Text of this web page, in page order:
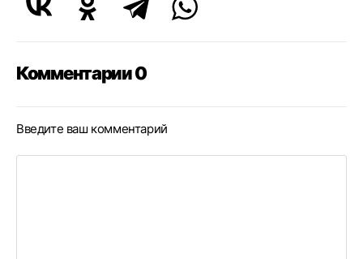
Комментарии 0
Введите ваш комментарий